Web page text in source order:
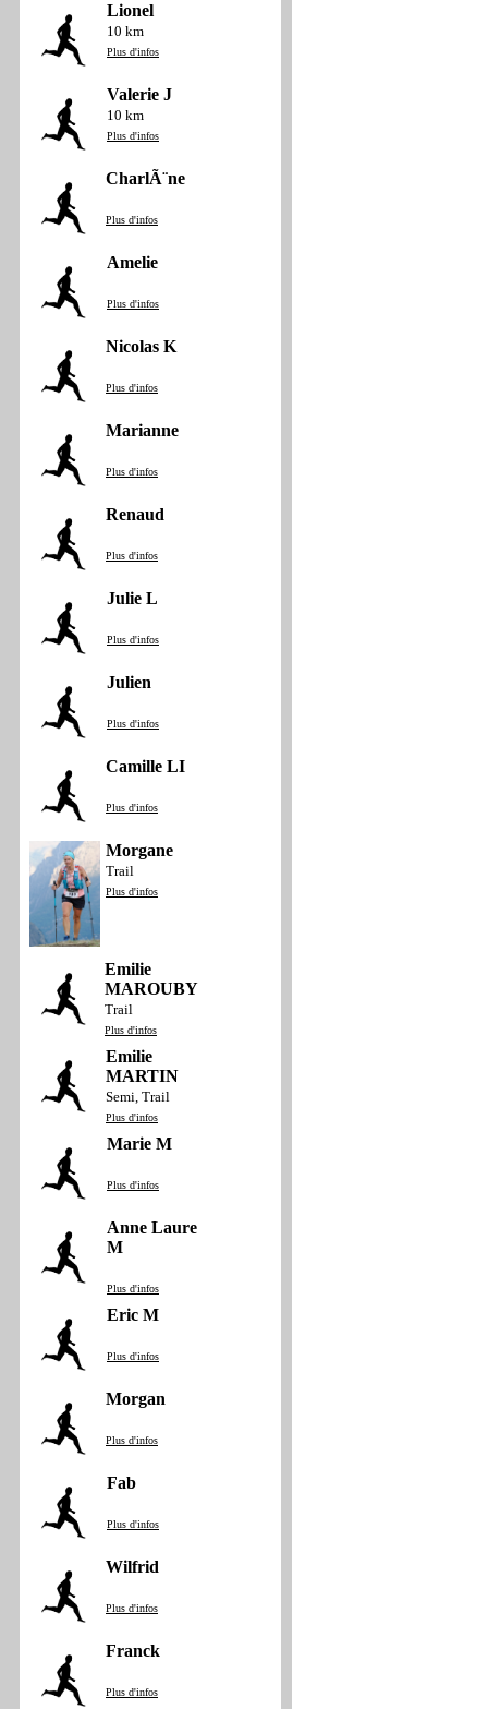
Lionel
10 km
Plus d'infos
Valerie J
10 km
Plus d'infos
CharlÃ¨ne
Plus d'infos
Amelie
Plus d'infos
Nicolas K
Plus d'infos
Marianne
Plus d'infos
Renaud
Plus d'infos
Julie L
Plus d'infos
Julien
Plus d'infos
Camille LI
Plus d'infos
Morgane
Trail
Plus d'infos
Emilie
MAROUBY
Trail
Plus d'infos
Emilie
MARTIN
Semi, Trail
Plus d'infos
Marie M
Plus d'infos
Anne Laure
M
Plus d'infos
Eric M
Plus d'infos
Morgan
Plus d'infos
Fab
Plus d'infos
Wilfrid
Plus d'infos
Franck
Plus d'infos